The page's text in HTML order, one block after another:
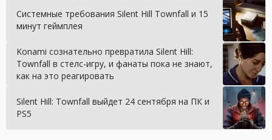
Системные требования Silent Hill Townfall и 15
минут геймплея
Konami сознательно превратила Silent Hill:
Townfall в стелс-игру, и фанаты пока не знают,
как на это реагировать
Silent Hill: Townfall выйдет 24 сентября на ПК и
PS5